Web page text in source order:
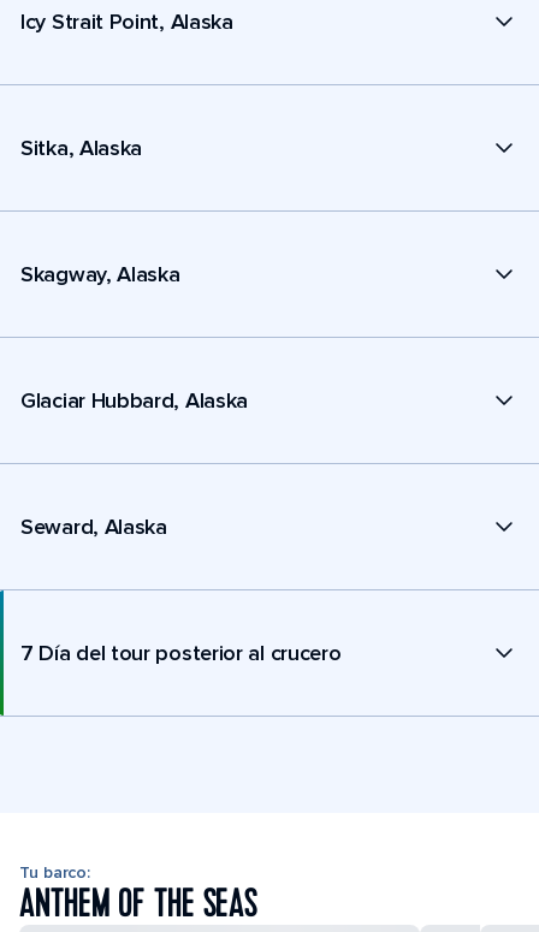
Icy Strait Point, Alaska
Sitka, Alaska
Skagway, Alaska
Glaciar Hubbard, Alaska
Seward, Alaska
7 Día del tour posterior al crucero
Tu barco:
ANTHEM OF THE SEAS